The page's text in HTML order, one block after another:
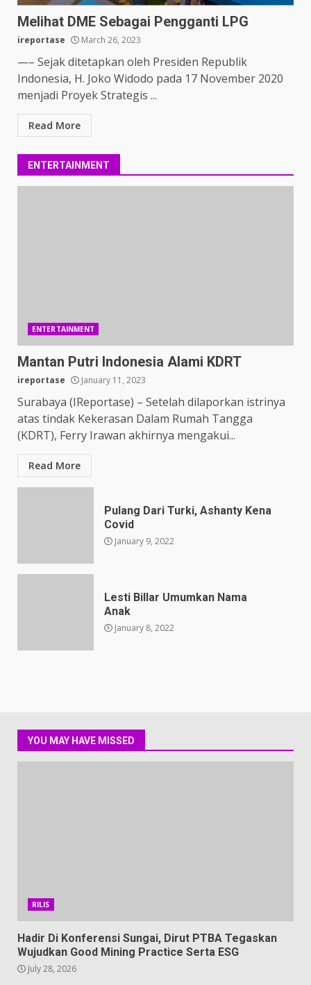
Melihat DME Sebagai Pengganti LPG
ireportase March 26, 2023
—– Sejak ditetapkan oleh Presiden Republik
Indonesia, H. Joko Widodo pada 17 November 2020
menjadi Proyek Strategis ...
Read More
ENTERTAINMENT
ENTERTAINMENT
Mantan Putri Indonesia Alami KDRT
ireportase January 11, 2023
Surabaya (IReportase) – Setelah dilaporkan istrinya
atas tindak Kekerasan Dalam Rumah Tangga
(KDRT), Ferry Irawan akhirnya mengakui...
Read More
Pulang Dari Turki, Ashanty Kena
Covid
January 9, 2022
Lesti Billar Umumkan Nama
Anak
January 8, 2022
YOU MAY HAVE MISSED
RILIS
Hadir Di Konferensi Sungai, Dirut PTBA Tegaskan
Wujudkan Good Mining Practice Serta ESG
July 28, 2026